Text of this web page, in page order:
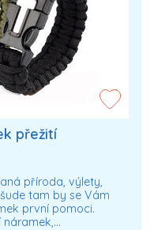
přežití
příroda, výlety,
tam by se Vám
první pomoci.
náramek,…